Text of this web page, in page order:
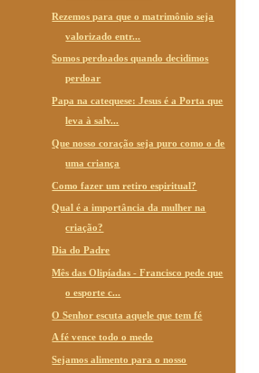
Rezemos para que o matrimônio seja
valorizado entr...
Somos perdoados quando decidimos
perdoar
Papa na catequese: Jesus é a Porta que
leva à salv...
Que nosso coração seja puro como o de
uma criança
Como fazer um retiro espiritual?
Qual é a importância da mulher na
criação?
Dia do Padre
Mês das Olipíadas - Francisco pede que
o esporte c...
O Senhor escuta aquele que tem fé
A fé vence todo o medo
Sejamos alimento para o nosso